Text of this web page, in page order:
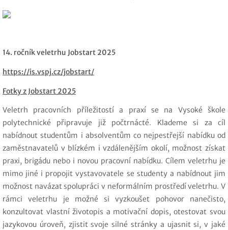
14. ročník veletrhu Jobstart 2025
https://is.vspj.cz/jobstart/
Fotky z Jobstart 2025
Veletrh pracovních příležitostí a praxí se na Vysoké škole
polytechnické připravuje již počtrnácté. Klademe si za cíl
nabídnout studentům i absolventům co nejpestřejší nabídku od
zaměstnavatelů v blízkém i vzdálenějším okolí, možnost získat
praxi, brigádu nebo i novou pracovní nabídku. Cílem veletrhu je
mimo jiné i propojit vystavovatele se studenty a nabídnout jim
možnost navázat spolupráci v neformálním prostředí veletrhu. V
rámci veletrhu je možné si vyzkoušet pohovor nanečisto,
konzultovat vlastní životopis a motivační dopis, otestovat svou
jazykovou úroveň, zjistit svoje silné stránky a ujasnit si, v jaké